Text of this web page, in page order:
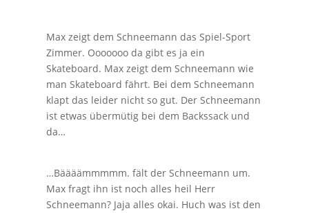
Max zeigt dem Schneemann das Spiel-Sport
Zimmer. Ooooooo da gibt es ja ein
Skateboard. Max zeigt dem Schneemann wie
man Skateboard fährt. Bei dem Schneemann
klapt das leider nicht so gut. Der Schneemann
ist etwas übermütig bei dem Backssack und
da…
…Bäääämmmmm. fält der Schneemann um.
Max fragt ihn ist noch alles heil Herr
Schneemann? Jaja alles okai. Huch was ist den